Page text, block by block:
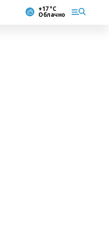
+17 °С
Облачно